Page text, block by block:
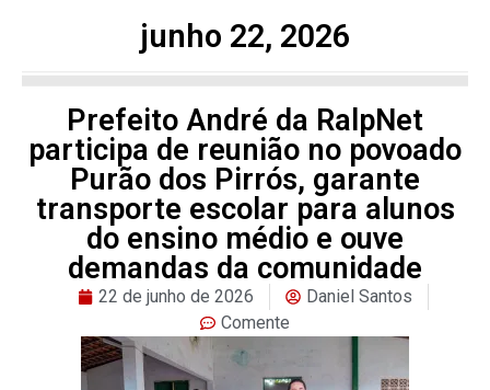
junho 22, 2026
Prefeito André da RalpNet
participa de reunião no povoado
Purão dos Pirrós, garante
transporte escolar para alunos
do ensino médio e ouve
demandas da comunidade
22 de junho de 2026
Daniel Santos
Comente